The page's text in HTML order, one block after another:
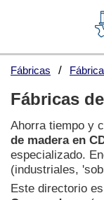
Fábricas
Fábricas
Ahorra tiempo y
de madera en
especializado.
(industriales,
Este directorio